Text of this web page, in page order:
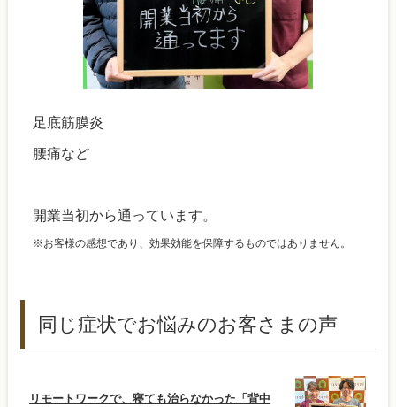
足底筋膜炎
腰痛など
開業当初から通っています。
※お客様の感想であり、効果効能を保障するものではありません。
同じ症状でお悩みのお客さまの声
リモートワークで、寝ても治らなかった「背中